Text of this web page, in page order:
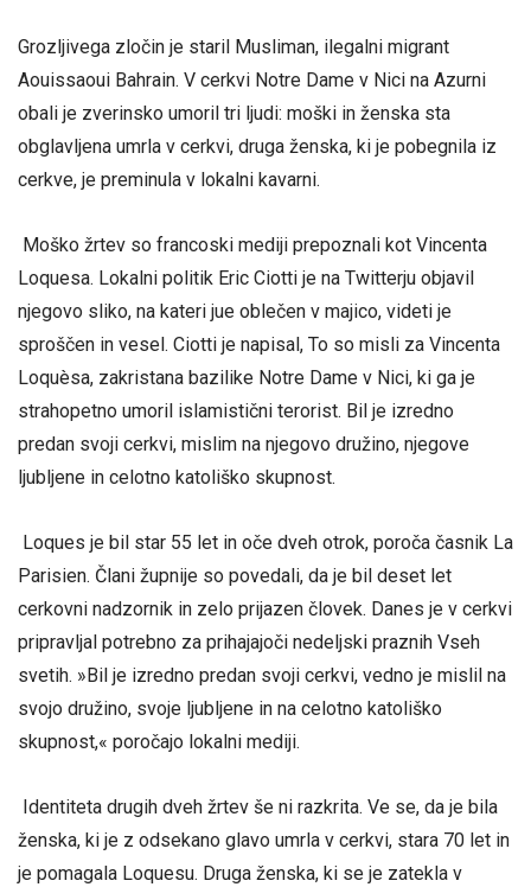
Grozljivega zločin je staril Musliman, ilegalni migrant
Aouissaoui Bahrain. V cerkvi Notre Dame v Nici na Azurni
obali je zverinsko umoril tri ljudi: moški in ženska sta
obglavljena umrla v cerkvi, druga ženska, ki je pobegnila iz
cerkve, je preminula v lokalni kavarni.
Moško žrtev so francoski mediji prepoznali kot Vincenta
Loquesa. Lokalni politik Eric Ciotti je na Twitterju objavil
njegovo sliko, na kateri jue oblečen v majico, videti je
sproščen in vesel. Ciotti je napisal, To so misli za Vincenta
Loquèsa, zakristana bazilike Notre Dame v Nici, ki ga je
strahopetno umoril islamistični terorist. Bil je izredno
predan svoji cerkvi, mislim na njegovo družino, njegove
ljubljene in celotno katoliško skupnost.
Loques je bil star 55 let in oče dveh otrok, poroča časnik La
Parisien. Člani župnije so povedali, da je bil deset let
cerkovni nadzornik in zelo prijazen človek. Danes je v cerkvi
pripravljal potrebno za prihajajoči nedeljski praznih Vseh
svetih. »Bil je izredno predan svoji cerkvi, vedno je mislil na
svojo družino, svoje ljubljene in na celotno katoliško
skupnost,« poročajo lokalni mediji.
Identiteta drugih dveh žrtev še ni razkrita. Ve se, da je bila
ženska, ki je z odsekano glavo umrla v cerkvi, stara 70 let in
je pomagala Loquesu. Druga ženska, ki se je zatekla v